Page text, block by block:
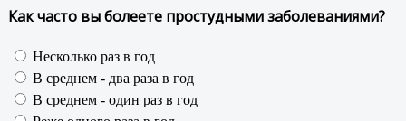
Как часто вы болеете простудными заболеваниями?
Несколько раз в год
В среднем - два раза в год
В среднем - один раз в год